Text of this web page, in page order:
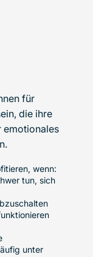
für
die ihre
emotionales
wenn:
tun, sich
unter